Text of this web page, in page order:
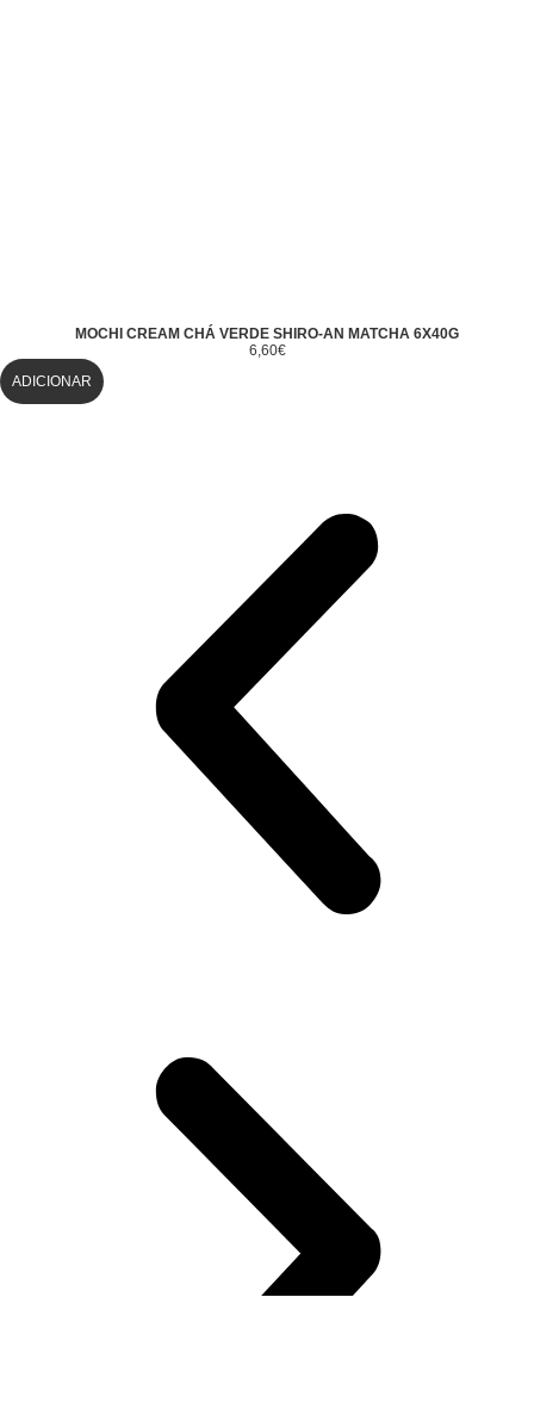
MOCHI CREAM CHÁ VERDE SHIRO-AN MATCHA 6X40G
6,60€
ADICIONAR